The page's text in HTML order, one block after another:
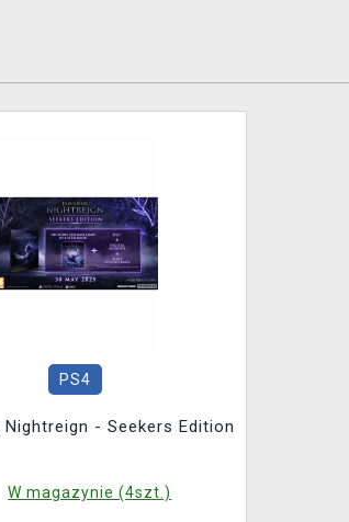
PS4
Nightreign - Seekers Edition
W magazynie (4szt.)